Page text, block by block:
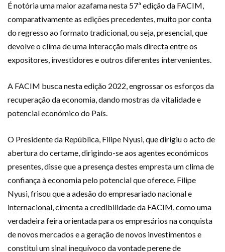
É notória uma maior azafama nesta 57ª edição da FACIM,
comparativamente as edições precedentes, muito por conta
do regresso ao formato tradicional, ou seja, presencial, que
devolve o clima de uma interacção mais directa entre os
expositores, investidores e outros diferentes intervenientes.
A FACIM busca nesta edição 2022, engrossar os esforços da
recuperação da economia, dando mostras da vitalidade e
potencial económico do País.
O Presidente da República, Filipe Nyusi, que dirigiu o acto de
aberturado certame, dirigindo-se aos agentes económicos
presentes, disse que a presença destes empresta um clima de
confiança à economia pelo potencial que oferece. Filipe
Nyusi, frisou que a adesão do empresariado nacional e
internacional, cimenta a credibilidade da FACIM, como uma
verdadeira feira orientada para os empresários na conquista
de novos mercados e a geração de novos investimentos e
constitui um sinal inequívoco da vontade perene de